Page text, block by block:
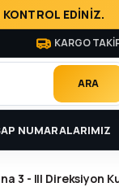
EDİNİZ.
KARGO
ARA
NUMARALARIMIZ
3 - III Direksiyon